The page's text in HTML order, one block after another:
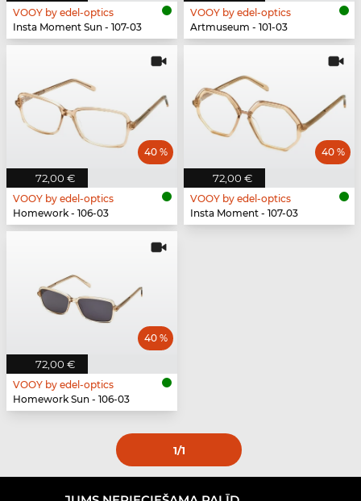
VOOY by edel-optics
Insta Moment Sun - 107-03
VOOY by edel-optics
Artmuseum - 101-03
72,00 €
40 %
VOOY by edel-optics
Homework - 106-03
72,00 €
40 %
VOOY by edel-optics
Insta Moment - 107-03
72,00 €
40 %
VOOY by edel-optics
Homework Sun - 106-03
1/1